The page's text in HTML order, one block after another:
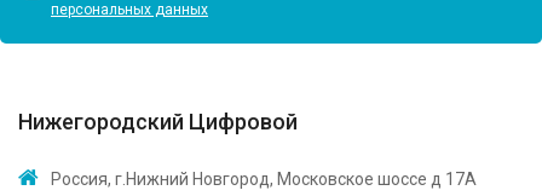
персональных данных
Нижегородский Цифровой
Россия, г.Нижний Новгород, Московское шоссе д 17А